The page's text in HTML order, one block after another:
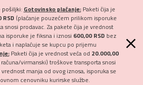
pošiljki: Gotovinsko plaćanje:Paketi čija je
RSD (plaćanje pouzećem prilikom isporuke
snosi prodavac. Za pakete čija je vrednost
isporuke je fiksna i iznosi 600,00 RSD bez
i naplaćuje se kupcu po prijemu
Paketi čija je vrednost veća od 20.000,00
virmanski) troškove transporta snosi
manja od ovog iznosa, isporuka se
cenovniku kurirske službe.